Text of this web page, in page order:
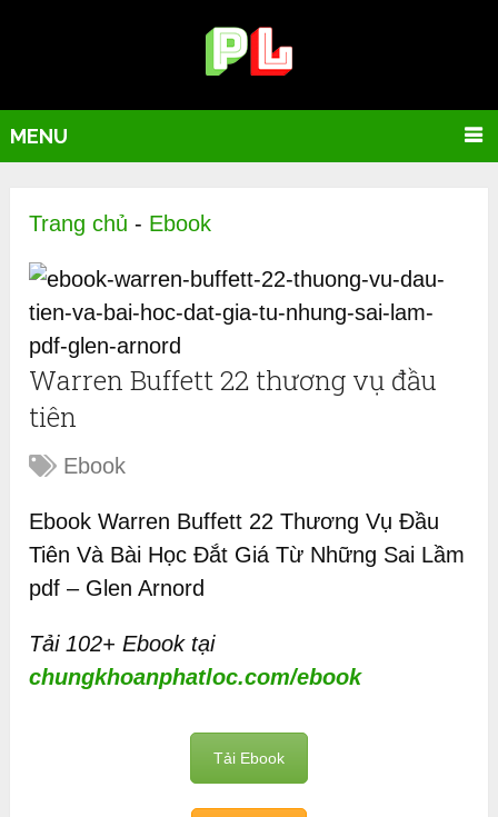
MENU
Trang chủ - Ebook
Warren Buffett 22 thương vụ đầu
tiên
Ebook
Ebook Warren Buffett 22 Thương Vụ Đầu
Tiên Và Bài Học Đắt Giá Từ Những Sai Lầm
pdf – Glen Arnord
Tải 102+ Ebook tại
chungkhoanphatloc.com/ebook
Tải Ebook